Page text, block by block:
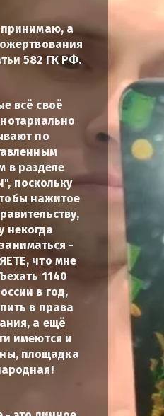
а
582 ГК РФ.
всё своё
по
в разделе
поскольку
нажитое
некогда
-
что мне
1140
в год,
в права
а ещё
имеются и
площадка